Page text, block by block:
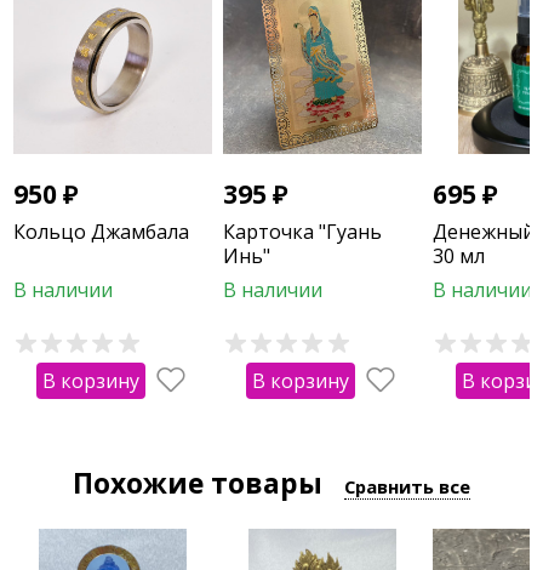
950₽
Кольцо Джамбала
В наличии
В корзину
395₽
Карточка "Гуань
Инь"
В наличии
В корзину
695₽
Денежный
30 мл
В наличии
В
Похожие товары Сравнить все